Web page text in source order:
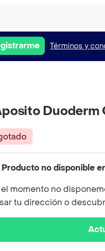
Términos y
Duoderm
Producto no disponible
el momento no
tu dirección o